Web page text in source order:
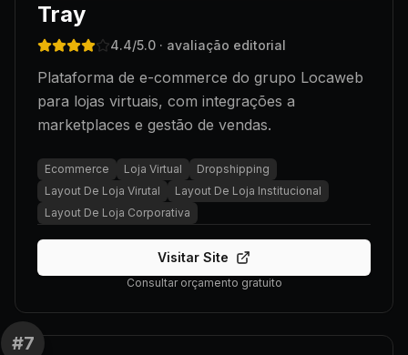
Tray
4.4/5.0 · avaliação editorial
Plataforma de e-commerce do grupo Locaweb
para lojas virtuais, com integrações a
marketplaces e gestão de vendas.
Ecommerce Loja Virtual
Dropshipping
Layout De Loja Virutal
Layout De Loja Institucional
Layout De Loja Corporativa
Visitar Site
Consultar orçamento gratuito
#7